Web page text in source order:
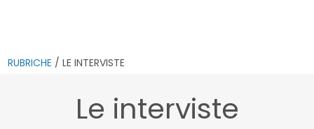
RUBRICHE / LE INTERVISTE
Le interviste